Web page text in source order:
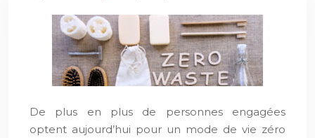
De plus en plus de personnes engagées
optent aujourd’hui pour un mode de vie zéro